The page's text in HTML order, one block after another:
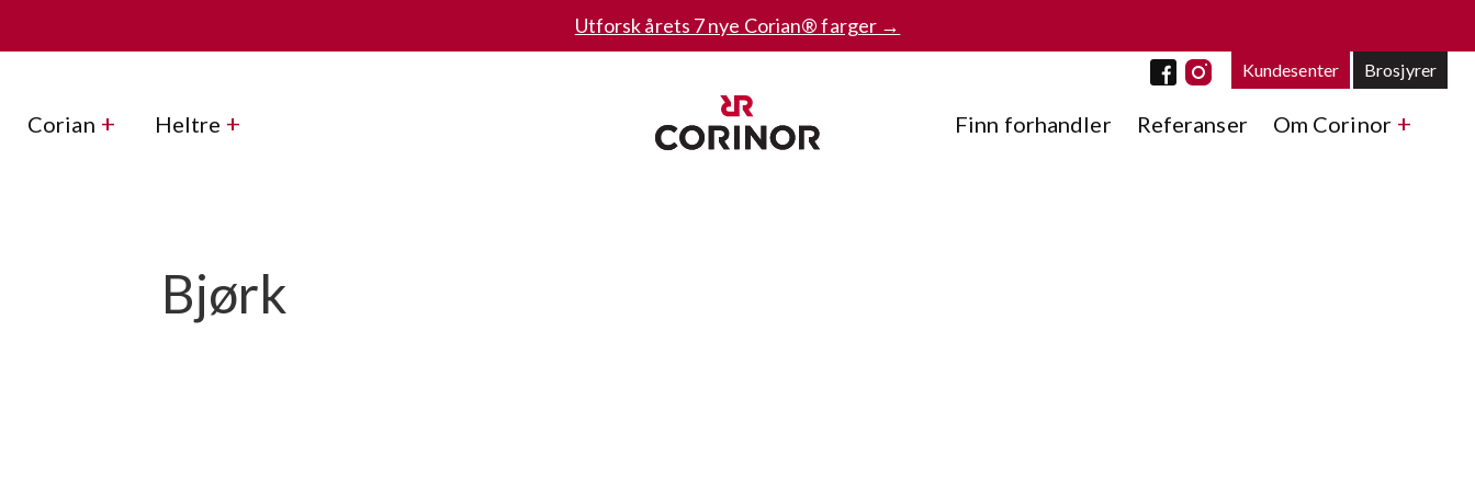
Utforsk årets 7 nye Corian® farger →
Kundesenter Brosjyrer
Corian Heltre Finn forhandler Referanser Om Corinor
Bjørk